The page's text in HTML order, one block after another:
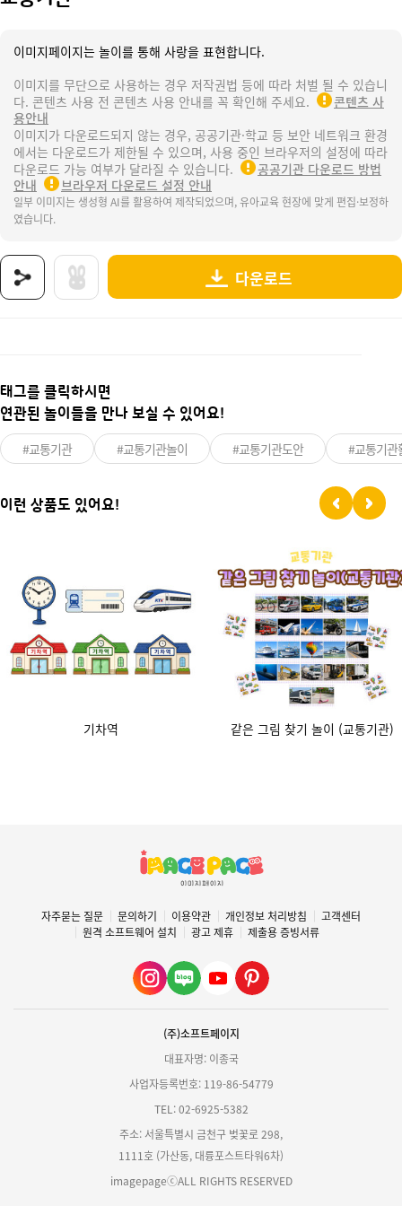
이미지페이지는 놀이를 통해 사랑을 표현합니다.
이미지를 무단으로 사용하는 경우 저작권법 등에 따라 처벌 될 수 있습니
다. 콘텐츠 사용 전 콘텐츠 사용 안내를 꼭 확인해 주세요.
콘텐츠 사
용안내
이미지가 다운로드되지 않는 경우, 공공기관·학교 등 보안 네트워크 환경
에서는 다운로드가 제한될 수 있으며, 사용 중인 브라우저의 설정에 따라
다운로드 가능 여부가 달라질 수 있습니다.
공공기관 다운로드 방법
안내
브라우저 다운로드 설정 안내
일부 이미지는 생성형 AI를 활용하여 제작되었으며, 유아교육 현장에 맞게 편집·보정하
였습니다.
다운로드
태그를 클릭하시면
연관된 놀이들을 만나 보실 수 있어요!
#교통기관 #교통기관놀이 #교통기관도안 #교통기관
이런 상품도 있어요!
기차역 같은 그림 찾기 놀이 (교통기관)
자주묻는 질문 문의하기 이용약관 개인정보 처리방침
고객센터
원격 소프트웨어 설치
광고 제휴 제출용 증빙서류
(주)소프트페이지
대표자명: 이종국
사업자등록번호: 119-86-54779
TEL: 02-6925-5382
주소: 서울특별시 금천구 벚꽃로 298,
1111호 (가산동, 대륭포스트타워6차)
imagepageⓒALL RIGHTS RESERVED